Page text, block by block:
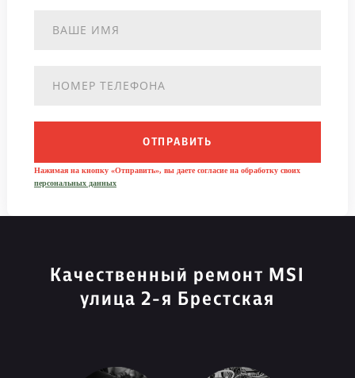
ОТПРАВИТЬ
Нажимая на кнопку «Отправить», вы даете согласие на обработку своих
персональных данных
Качественный ремонт MSI
улица 2-я Брестская